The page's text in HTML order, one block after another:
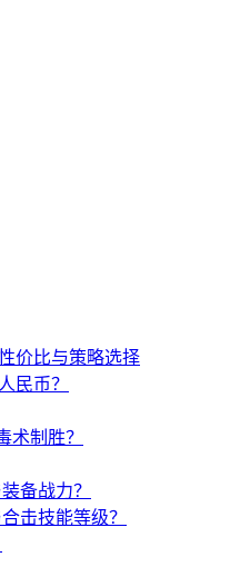
价比与策略选择
民币？
术制胜？
备战力？
击技能等级？